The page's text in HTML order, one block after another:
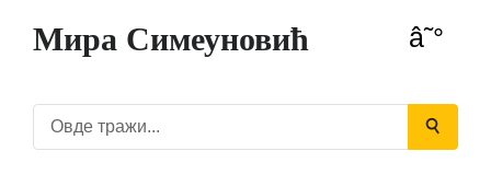
Мира Симеуновић